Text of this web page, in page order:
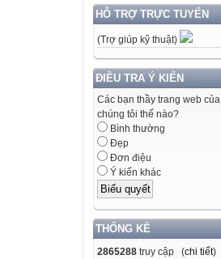
HỖ TRỢ TRỰC TUYẾN
(Trợ giúp kỹ thuật)
ĐIỀU TRA Ý KIẾN
Các bạn thầy trang web của
chúng tôi thế nào?
Bình thường
Đẹp
Đơn điệu
Ý kiến khác
THỐNG KÊ
2865288 truy cập (chi tiết)